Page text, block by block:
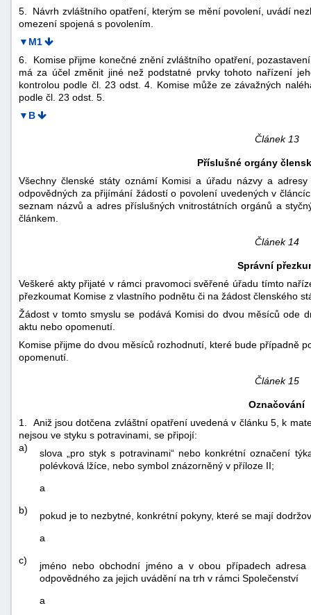
5. Návrh zvláštního opatření, kterým se mění povolení, uvádí
omezení spojená s povolením.
▼M1
6. Komise přijme konečné znění zvláštního opatření,
má za účel změnit jiné než podstatné prvky tohoto nařízení
kontrolou podle čl. 23 odst. 4. Komise může ze závažných
podle čl. 23 odst. 5.
▼B
Článek 13
Příslušné orgány
Všechny členské státy oznámí Komisi a úřadu názvy a
odpovědných za přijímání žádostí o povolení uvedených v
seznam názvů a adres příslušných vnitrostátních orgánů a
článkem.
Článek 14
Správní
Veškeré akty přijaté v rámci pravomoci svěřené úřadu tímto
přezkoumat Komise z vlastního podnětu či na žádost členského
Žádost v tomto smyslu se podává Komisi do dvou měsíců ode
aktu nebo opomenutí.
Komise přijme do dvou měsíců rozhodnutí, které bude případně
opomenutí.
Článek 15
Označování
1. Aniž jsou dotčena zvláštní opatření uvedená v článku 5, k
nejsou ve styku s potravinami, se připojí:
a)
slova „pro styk s potravinami“ nebo konkrétní označení
polévková lžíce, nebo symbol znázorněný v příloze II;
a
b)
pokud je to nezbytné, konkrétní pokyny, které se mají
a
c)
jméno nebo obchodní jméno a v obou případech
odpovědného za jejich uvádění na trh v rámci Společenství
a